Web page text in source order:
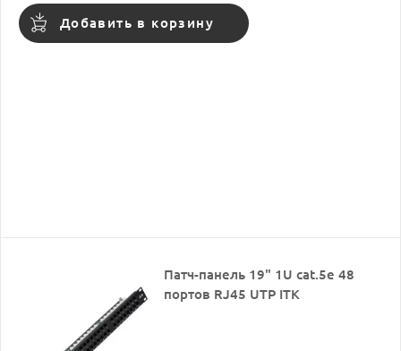
Добавить в корзину
Патч-панель 19" 1U cat.5e 48
портов RJ45 UTP ITK